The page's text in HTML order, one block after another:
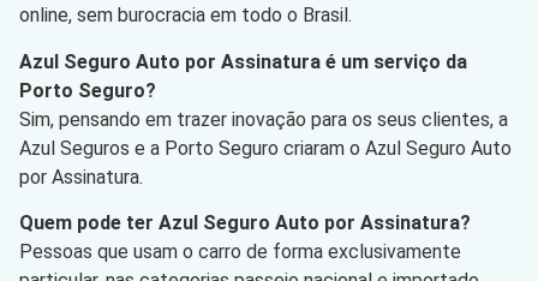
online, sem burocracia em todo o Brasil.
Azul Seguro Auto por Assinatura é um serviço da
Porto Seguro?
Sim, pensando em trazer inovação para os seus clientes, a
Azul Seguros e a Porto Seguro criaram o Azul Seguro Auto
por Assinatura.
Quem pode ter Azul Seguro Auto por Assinatura?
Pessoas que usam o carro de forma exclusivamente